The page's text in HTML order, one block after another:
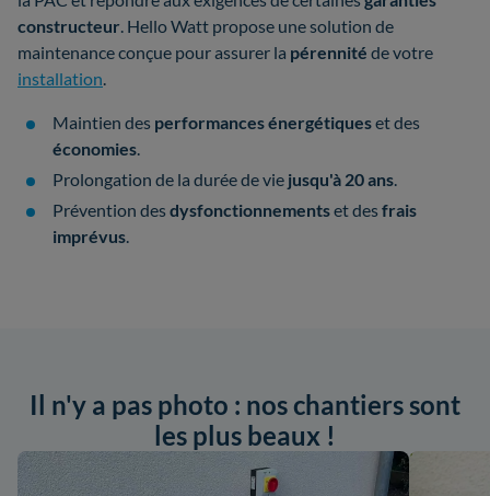
constructeur. Hello Watt propose une solution de
maintenance conçue pour assurer la pérennité de votre
installation.
Maintien des performances énergétiqueset des
économies.
Prolongation de la durée de vie jusqu'à 20 ans.
Prévention desdysfonctionnementset desfrais
imprévus.
Il n'y a pas photo : nos chantiers sont
les plus beaux !